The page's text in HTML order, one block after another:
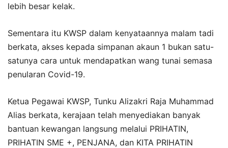
lebih besar kelak.
Sementara itu KWSP dalam kenyataannya malam tadi
berkata, akses kepada simpanan akaun 1 bukan satu-
satunya cara untuk mendapatkan wang tunai semasa
penularan Covid-19.
Ketua Pegawai KWSP, Tunku Alizakri Raja Muhammad
Alias ​​berkata, kerajaan telah menyediakan banyak
bantuan kewangan langsung melalui PRIHATIN,
PRIHATIN SME +, PENJANA, dan KITA PRIHATIN